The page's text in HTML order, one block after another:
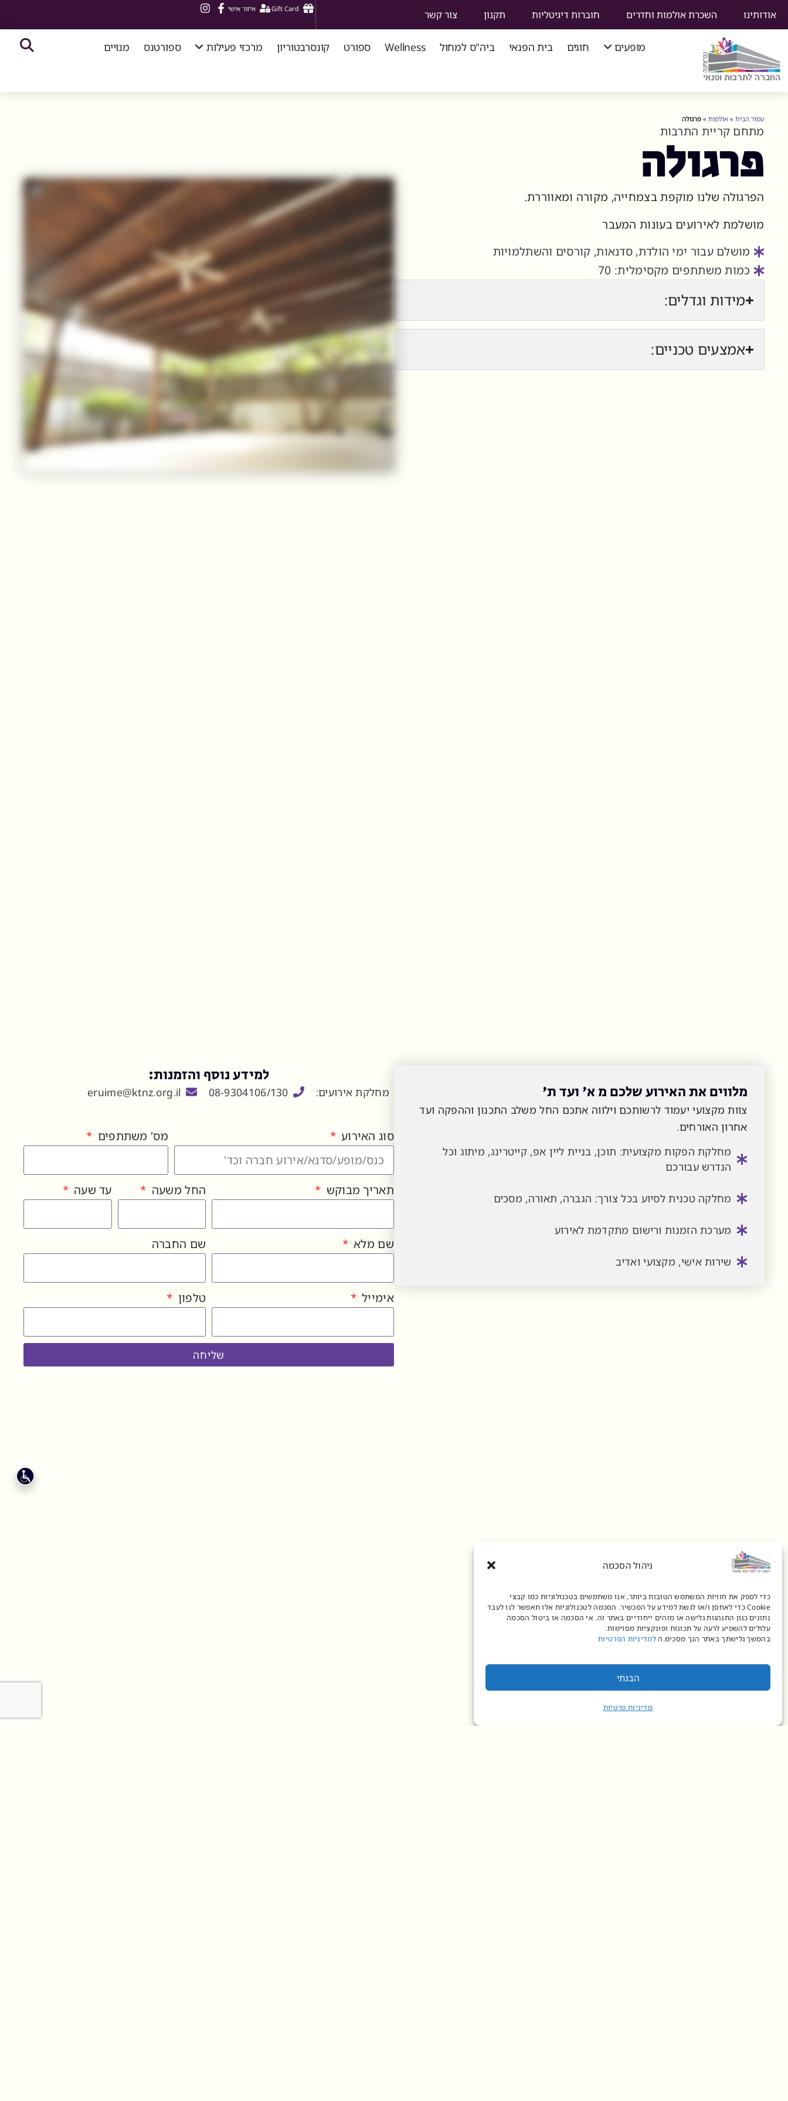
ניהול הסכמה
כדי לספק את חוויות המשתמש הטובות ביותר, אנו משתמשים בטכנולוגיות כמו קבצי
Cookie כדי לאחסן ו/או לגשת למידע על המכשיר. הסכמה לטכנולוגיות אלו תאפשר לנו לעבד
נתונים כגון התנהגות גלישה או מזהים ייחודיים באתר זה. אי הסכמה או ביטול הסכמה
עלולים להשפיע לרעה על תכונות ופונקציות מסוימות.
בהמשך גלישתך באתר הנך מסכימ.הלמדיניות הפרטיות
הבנתי
מדיניות פרטיות
אודותינו השכרת אולמות וחדרים חוברות דיגיטליות תקנון צור קשר Gift Card איזור אישי
מופעים חוגים בית הפנאי ביה"ס למחול Wellness ספורט קונסרבטוריון מרכזי פעילות ספורטנס מנויים
סוף
ראשי
עמוד הבית »אולמות »פרגולה
מתחם קריית התרבות
פרגולה
הפרגולה שלנו מוקפת בצמחייה, מקורה ומאווררת.
מושלמת לאירועים בעונות המעבר
מושלם עבור ימי הולדת, סדנאות, קורסים והשתלמויות
כמות משתתפים מקסימלית: 70
מידות וגדלים:
אמצעים טכניים:
מלווים את האירוע שלכם מ א' ועד ת'
צוות מקצועי יעמוד לרשותכם וילווה אתכם החל משלב התכנון וההפקה ועד
אחרון האורחים.
מחלקת הפקות מקצועית: תוכן, בניית ליין אפ, קייטרינג, מיתוג וכל
הנדרש עבורכם
מחלקה טכנית לסיוע בכל צורך: הגברה, תאורה, מסכים
מערכת הזמנות ורישום מתקדמת לאירוע
שירות אישי, מקצועי ואדיב
למידע נוסף והזמנות:
מחלקת אירועים: 08-9304106/130
eruime@ktnz.org.il
סוג האירוע מס' משתתפים
תאריך מבוקש החל משעה עד שעה
שם מלא שם החברה
אימייל טלפון
שליחה